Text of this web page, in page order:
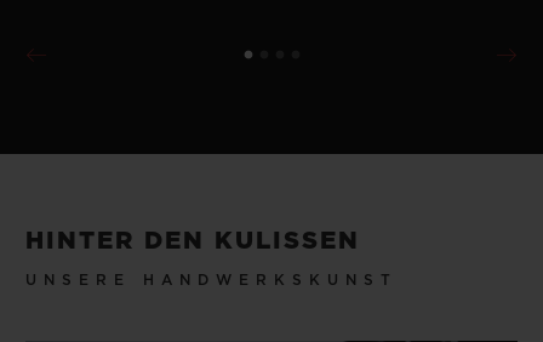
HINTER DEN KULISSEN
UNSERE HANDWERKSKUNST